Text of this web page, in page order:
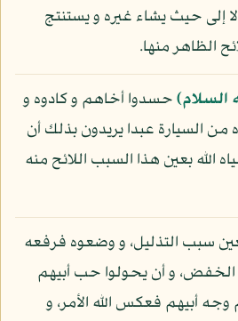
إلى حيث يشاء غيره و يستنتج
الظاهر منها.
السلام)حسدوا أخاهم و كادوه و
من السيارة عبدا يريدون بذلك أن
الله بعين هذا السبب اللائح منه
سبب التذليل، و وضعوه فرفعه
الخفض، و أن يحولوا حب أبيهم
أبيهم فعكس الله الأمر، و